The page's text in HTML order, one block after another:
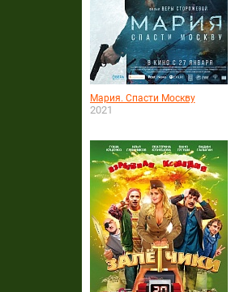
Мария. Спасти Москву
2021